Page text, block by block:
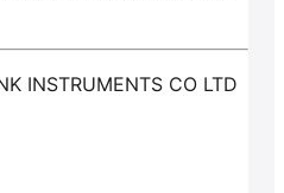
INSTRUMENTS CO LTD